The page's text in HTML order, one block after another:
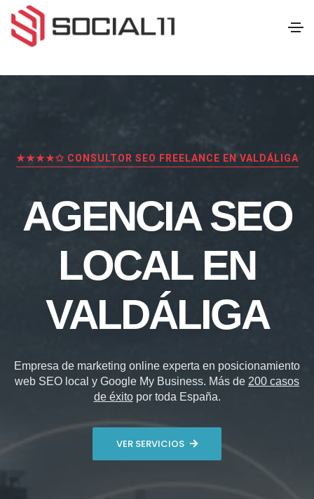
★★★★✩ CONSULTOR SEO FREELANCE EN VALDÁLIGA
AGENCIA SEO
LOCAL EN
VALDÁLIGA
Empresa de marketing online experta en posicionamiento
web SEO local y Google My Business. Más de 200 casos
de éxitopor toda España.
VER SERVICIOS